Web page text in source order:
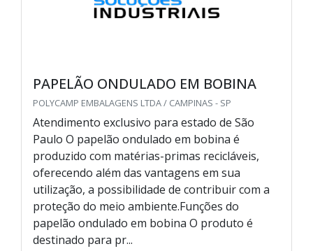
PAPELÃO ONDULADO EM BOBINA
POLYCAMP EMBALAGENS LTDA / CAMPINAS - SP
Atendimento exclusivo para estado de São
Paulo O papelão ondulado em bobina é
produzido com matérias-primas recicláveis,
oferecendo além das vantagens em sua
utilização, a possibilidade de contribuir com a
proteção do meio ambiente.Funções do
papelão ondulado em bobina O produto é
destinado para pr...